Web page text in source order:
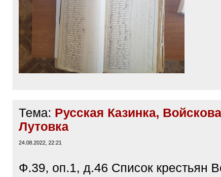
Тема: Русская Казинка,
Лутовка
24.08.2022, 22:21
Ф.39, оп.1, д.46 Список крестьян